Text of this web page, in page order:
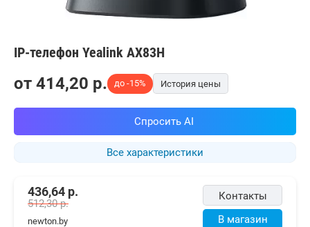
IP-телефон Yealink AX83H
Все характеристики
от 414,20 p. до -15% История цены
Спросить AI
Контакты
В магазин
436,64 р.
512,30р.
newton.by